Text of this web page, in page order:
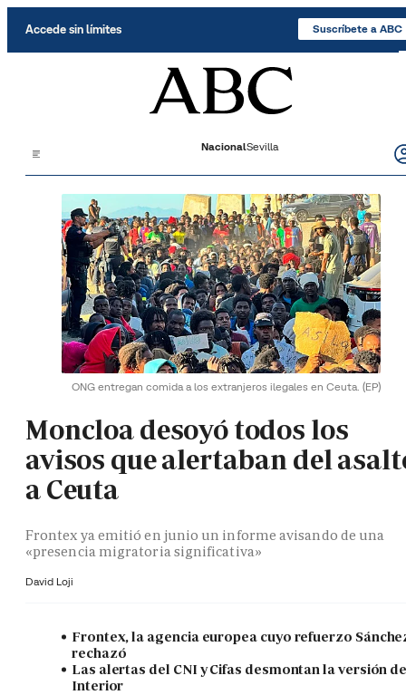
Accede sin límites Suscríbete a ABC
NacionalSevilla
ONG entregan comida a los extranjeros ilegales en Ceuta. (EP)
Moncloa desoyó todos los
avisos que alertaban del
a Ceuta
Frontex ya emitió en junio un informe avisando de una
«presencia migratoria significativa»
David Loji
Frontex, la agencia europea cuyo refuerzo
rechazó
Las alertas del CNI y Cifas desmontan la versión
Interior